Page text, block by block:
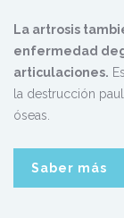
La artrosis
enfermedad
articulaciones.
la destrucción
óseas.
Saber más